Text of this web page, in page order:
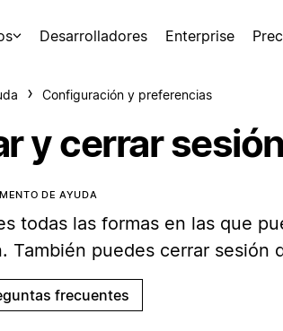
Desarrolladores Enterprise
Configuración y preferencias
y cerrar sesión
DE AYUDA
todas las formas en las que
También puedes cerrar sesión
frecuentes